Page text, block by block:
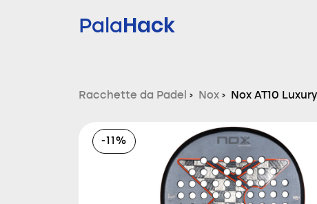
PalaHack
Racchette da Padel › Nox ›
Nox AT10
-11%